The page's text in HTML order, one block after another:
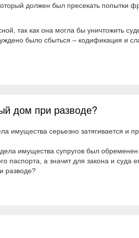
должен был пресекать попытки
так как она могла бы уничтожить
было сбыться – кодификация и
дом при разводе?
имущества серьезно затягивается и
имущества супругов был
паспорта, а значит для закона и суда
разводе?